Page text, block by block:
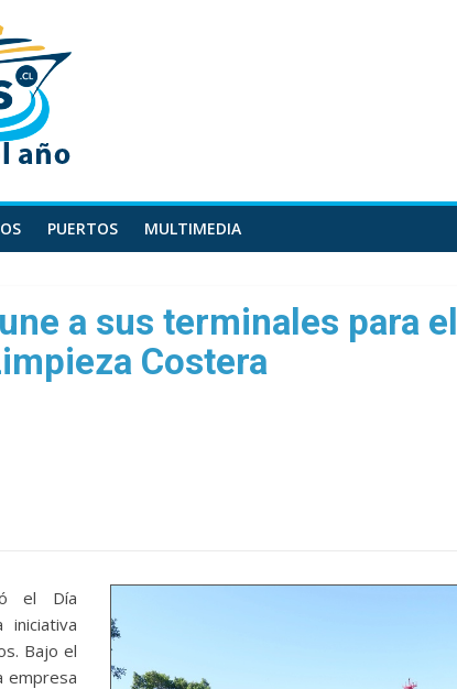
PUERTOS MULTIMEDIA
a sus terminales para el
Costera
el Día
iniciativa
Bajo el
empresa